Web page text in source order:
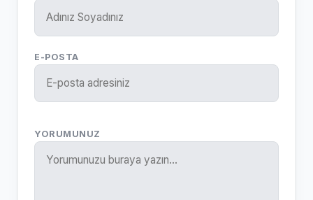
E-POSTA
YORUMUNUZ